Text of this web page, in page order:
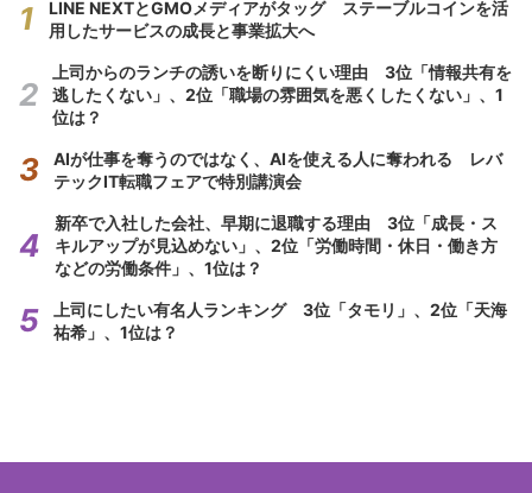
LINE NEXTとGMOメディアがタッグ ステーブルコインを活
用したサービスの成長と事業拡大へ
上司からのランチの誘いを断りにくい理由 3位「情報共有を
逃したくない」、2位「職場の雰囲気を悪くしたくない」、1
位は？
AIが仕事を奪うのではなく、AIを使える人に奪われる レバ
テックIT転職フェアで特別講演会
新卒で入社した会社、早期に退職する理由 3位「成長・ス
キルアップが見込めない」、2位「労働時間・休日・働き方
などの労働条件」、1位は？
上司にしたい有名人ランキング 3位「タモリ」、2位「天海
祐希」、1位は？